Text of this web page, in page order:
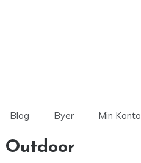
Blog Byer Min Konto
Outdoor